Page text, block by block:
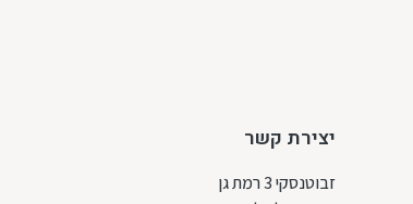
יצירת קשר
זבוטנסקי 3 רמת גן